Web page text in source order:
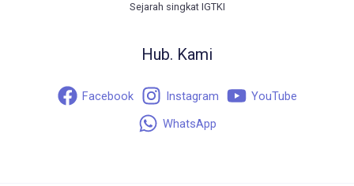
Sejarah singkat IGTKI
Hub. Kami
Facebook Instagram
YouTube
WhatsApp